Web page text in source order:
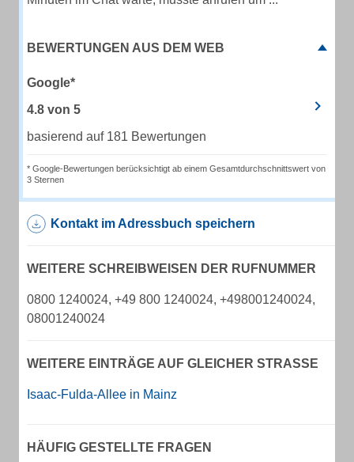
BEWERTUNGEN AUS DEM WEB
Google*
4.8 von 5
basierend auf 181 Bewertungen
* Google-Bewertungen berücksichtigt ab einem Gesamtdurchschnittswert von
3 Sternen
Kontakt im Adressbuch speichern
WEITERE SCHREIBWEISEN DER RUFNUMMER
0800 1240024, +49 800 1240024, +498001240024,
08001240024
WEITERE EINTRÄGE AUF GLEICHER STRASSE
Isaac-Fulda-Allee in Mainz
HÄUFIG GESTELLTE FRAGEN